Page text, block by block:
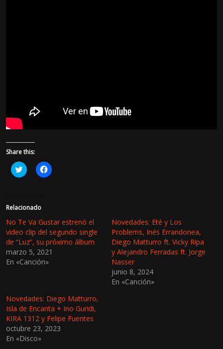
Share this:
H
a
c
a
r
a
c
o
m
p
a
e
n
T
w
i
t
t
e
H
a
a
r
a
c
o
m
a
e
n
F
a
c
e
Relacionado
No Te Va Gustar estrenó el
video clip del segundo single
de “Luz”, su próximo álbum
marzo 5, 2021
En «Canción»
Novedades: Eté y Los
Problems, Inés Errandonea,
Diego Matturro ft. Vicky Ripa
y Alejandro Ferradas ft. Jorge
Nasser
junio 8, 2024
En «Canción»
Novedades: Diego Matturro,
Isla de Encanta + Ino Guridi,
KIRA 1312 y Felipe Fuentes
octubre 23, 2023
En «Disco»